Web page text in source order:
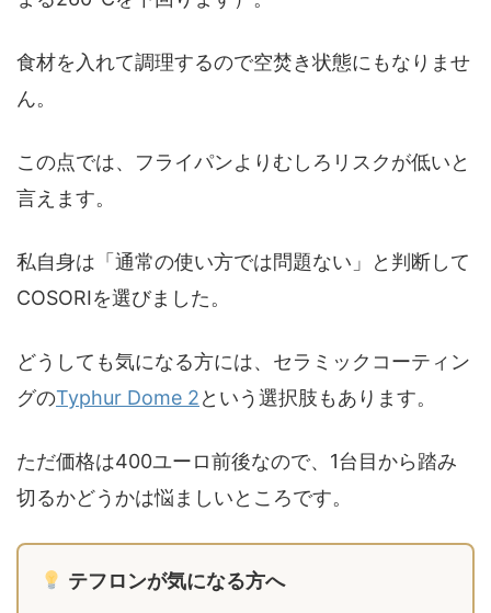
食材を入れて調理するので空焚き状態にもなりませ
ん。
この点では、フライパンよりむしろリスクが低いと
言えます。
私自身は「通常の使い方では問題ない」と判断して
COSORIを選びました。
どうしても気になる方には、セラミックコーティン
グのTyphur Dome 2という選択肢もあります。
ただ価格は400ユーロ前後なので、1台目から踏み
切るかどうかは悩ましいところです。
テフロンが気になる方へ